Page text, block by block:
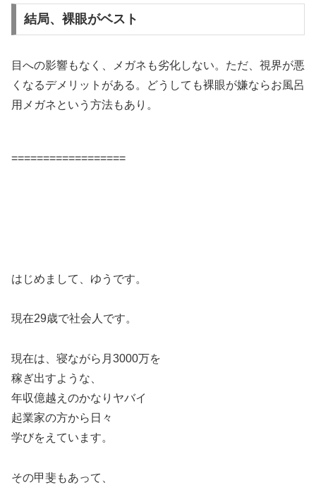
結局、裸眼がベスト
目への影響もなく、メガネも劣化しない。ただ、視界が悪
くなるデメリットがある。どうしても裸眼が嫌ならお風呂
用メガネという方法もあり。
==================
はじめまして、ゆうです。
現在29歳で社会人です。
現在は、寝ながら月3000万を
稼ぎ出すような、
年収億越えのかなりヤバイ
起業家の方から日々
学びをえています。
その甲斐もあって、